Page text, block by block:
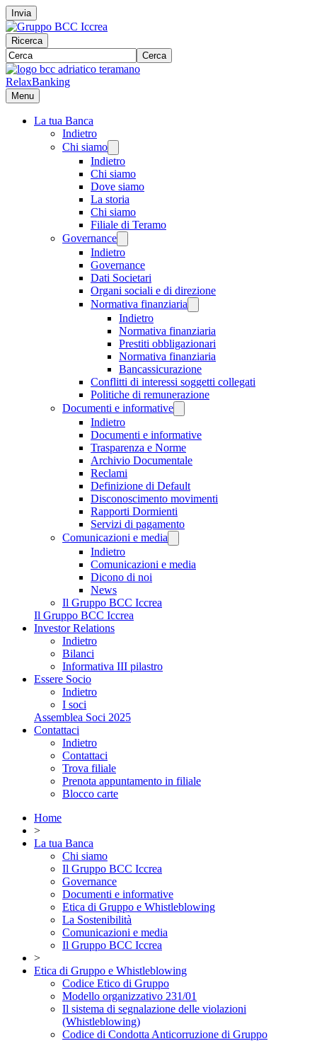
Invia
Ricerca
Cerca
RelaxBanking
Menu
La tua Banca
Indietro
Chi siamo
Indietro
Chi siamo
Dove siamo
La storia
Chi siamo
Filiale di Teramo
Governance
Indietro
Governance
Dati Societari
Organi sociali e di direzione
Normativa finanziaria
Indietro
Normativa finanziaria
Prestiti obbligazionari
Normativa finanziaria
Bancassicurazione
Conflitti di interessi soggetti collegati
Politiche di remunerazione
Documenti e informative
Indietro
Documenti e informative
Trasparenza e Norme
Archivio Documentale
Reclami
Definizione di Default
Disconoscimento movimenti
Rapporti Dormienti
Servizi di pagamento
Comunicazioni e media
Indietro
Comunicazioni e media
Dicono di noi
News
Il Gruppo BCC Iccrea
Il Gruppo BCC Iccrea
Investor Relations
Indietro
Bilanci
Informativa III pilastro
Essere Socio
Indietro
I soci
Assemblea Soci 2025
Contattaci
Indietro
Contattaci
Trova filiale
Prenota appuntamento in filiale
Blocco carte
Home
>
La tua Banca
Chi siamo
Il Gruppo BCC Iccrea
Governance
Documenti e informative
Etica di Gruppo e Whistleblowing
La Sostenibilità
Comunicazioni e media
Il Gruppo BCC Iccrea
>
Etica di Gruppo e Whistleblowing
Codice Etico di Gruppo
Modello organizzativo 231/01
Il sistema di segnalazione delle violazioni
(Whistleblowing)
Codice di Condotta Anticorruzione di Gruppo